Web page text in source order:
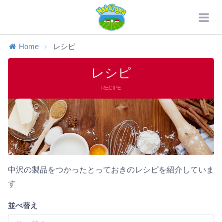
Home レシピ
レシピ
RECIPE
中沢の製品をつかったとっておきのレシピを紹介していま
す
並べ替え